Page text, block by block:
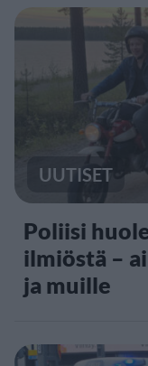
UUTISET
Poliisi
ilmiöstä –
ja muille